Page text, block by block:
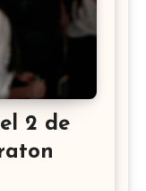
2 de